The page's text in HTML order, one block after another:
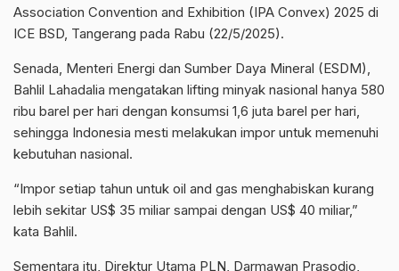
Association Convention and Exhibition (IPA Convex) 2025 di
ICE BSD, Tangerang pada Rabu (22/5/2025).
Senada, Menteri Energi dan Sumber Daya Mineral (ESDM),
Bahlil Lahadalia mengatakan lifting minyak nasional hanya 580
ribu barel per hari dengan konsumsi 1,6 juta barel per hari,
sehingga Indonesia mesti melakukan impor untuk memenuhi
kebutuhan nasional.
“Impor setiap tahun untuk oil and gas menghabiskan kurang
lebih sekitar US$ 35 miliar sampai dengan US$ 40 miliar,”
kata Bahlil.
Sementara itu, Direktur Utama PLN, Darmawan Prasodjo,